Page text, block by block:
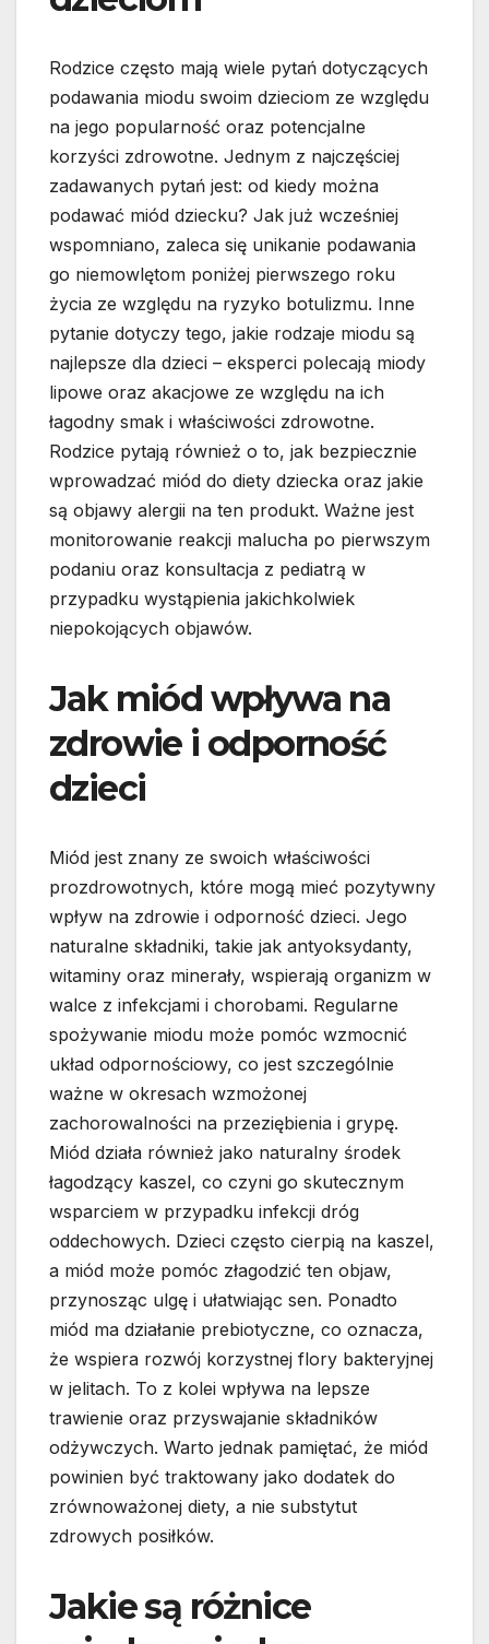
Rodzice często mają wiele pytań dotyczących
podawania miodu swoim dzieciom ze względu
na jego popularność oraz potencjalne
korzyści zdrowotne. Jednym z najczęściej
zadawanych pytań jest: od kiedy można
podawać miód dziecku? Jak już wcześniej
wspomniano, zaleca się unikanie podawania
go niemowlętom poniżej pierwszego roku
życia ze względu na ryzyko botulizmu. Inne
pytanie dotyczy tego, jakie rodzaje miodu są
najlepsze dla dzieci – eksperci polecają miody
lipowe oraz akacjowe ze względu na ich
łagodny smak i właściwości zdrowotne.
Rodzice pytają również o to, jak bezpiecznie
wprowadzać miód do diety dziecka oraz jakie
są objawy alergii na ten produkt. Ważne jest
monitorowanie reakcji malucha po pierwszym
podaniu oraz konsultacja z pediatrą w
przypadku wystąpienia jakichkolwiek
niepokojących objawów.
Jak miód wpływa na
zdrowie i odporność
dzieci
Miód jest znany ze swoich właściwości
prozdrowotnych, które mogą mieć pozytywny
wpływ na zdrowie i odporność dzieci. Jego
naturalne składniki, takie jak antyoksydanty,
witaminy oraz minerały, wspierają organizm w
walce z infekcjami i chorobami. Regularne
spożywanie miodu może pomóc wzmocnić
układ odpornościowy, co jest szczególnie
ważne w okresach wzmożonej
zachorowalności na przeziębienia i grypę.
Miód działa również jako naturalny środek
łagodzący kaszel, co czyni go skutecznym
wsparciem w przypadku infekcji dróg
oddechowych. Dzieci często cierpią na kaszel,
a miód może pomóc złagodzić ten objaw,
przynosząc ulgę i ułatwiając sen. Ponadto
miód ma działanie prebiotyczne, co oznacza,
że wspiera rozwój korzystnej flory bakteryjnej
w jelitach. To z kolei wpływa na lepsze
trawienie oraz przyswajanie składników
odżywczych. Warto jednak pamiętać, że miód
powinien być traktowany jako dodatek do
zrównoważonej diety, a nie substytut
zdrowych posiłków.
Jakie są różnice